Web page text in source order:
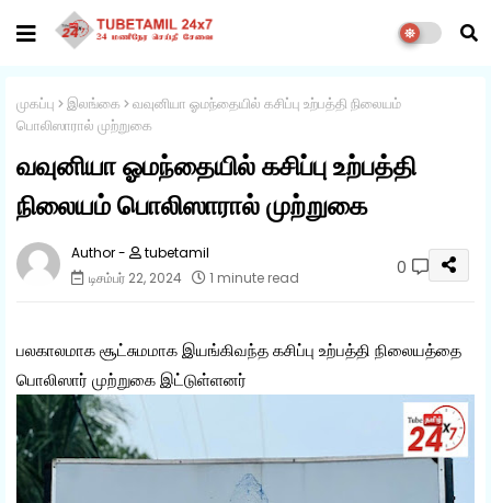
முகப்பு இலங்கை
வவுனியா ஓமந்தையில் கசிப்பு உற்பத்தி நிலையம்
பொலிஸாரால் முற்றுகை
வவுனியா ஓமந்தையில் கசிப்பு உற்பத்தி
நிலையம் பொலிஸாரால் முற்றுகை
tubetamil
டிசம்பர் 22, 2024
1 minute read 0
பலகாலமாக சூட்சுமமாக இயங்கிவந்த கசிப்பு உற்பத்தி நிலையத்தை
பொலிஸார் முற்றுகை இட்டுள்ளனர்